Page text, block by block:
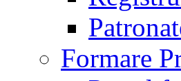
Formare